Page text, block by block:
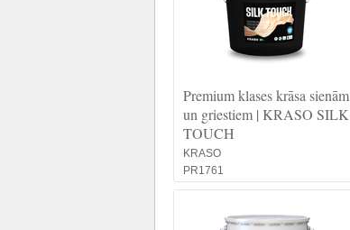
Premium klases krāsa sienām
un griestiem | KRASO SILK
TOUCH
KRASO
PR1761